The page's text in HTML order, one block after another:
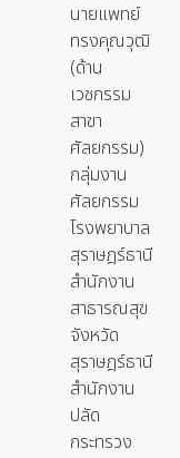
นายแพทย์
ทรงคุณวุฒิ
(ด้าน
เวชกรรม
สาขา
ศัลยกรรม)
กลุ่มงาน
ศัลยกรรม
โรงพยาบาล
สุราษฎร์ธานี
สำนักงาน
สาธารณสุข
จังหวัด
สุราษฎร์ธานี
สำนักงาน
ปลัด
กระทรวง